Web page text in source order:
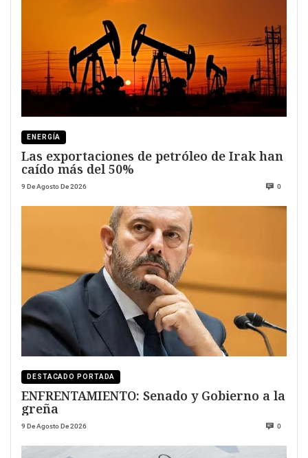
ENERGÍA
Las exportaciones de petróleo de Irak han
caído más del 50%
9 De Agosto De 2026 0
DESTACADO PORTADA
ENFRENTAMIENTO: Senado y Gobierno a la
greña
9 De Agosto De 2026 0